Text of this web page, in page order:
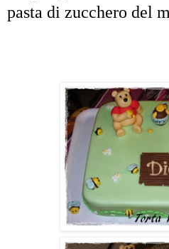
pasta di zucchero del